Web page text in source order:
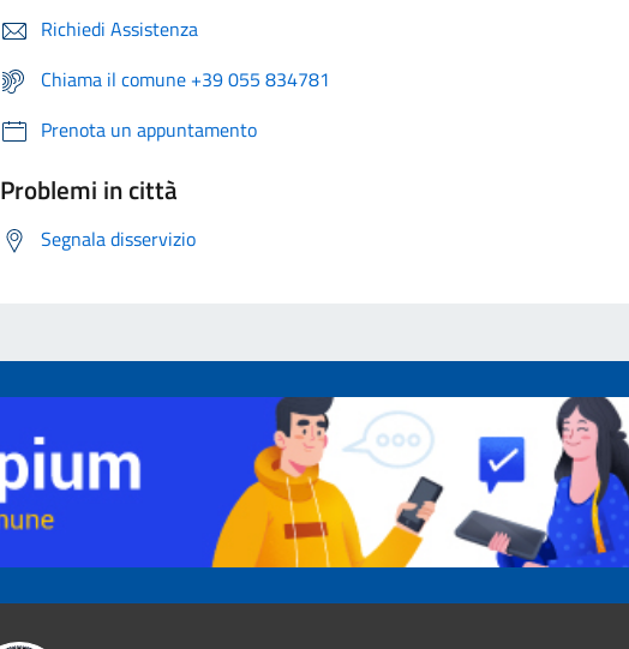
Richiedi Assistenza
Chiama il comune +39 055 834781
Prenota un appuntamento
Problemi in città
Segnala disservizio